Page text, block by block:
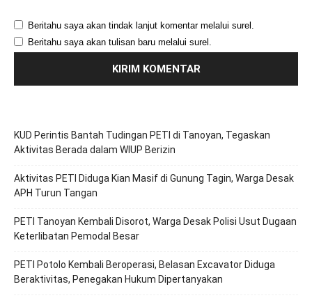
Beritahu saya akan tindak lanjut komentar melalui surel.
Beritahu saya akan tulisan baru melalui surel.
KUD Perintis Bantah Tudingan PETI di Tanoyan, Tegaskan
Aktivitas Berada dalam WIUP Berizin
Aktivitas PETI Diduga Kian Masif di Gunung Tagin, Warga Desak
APH Turun Tangan
PETI Tanoyan Kembali Disorot, Warga Desak Polisi Usut Dugaan
Keterlibatan Pemodal Besar
PETI Potolo Kembali Beroperasi, Belasan Excavator Diduga
Beraktivitas, Penegakan Hukum Dipertanyakan